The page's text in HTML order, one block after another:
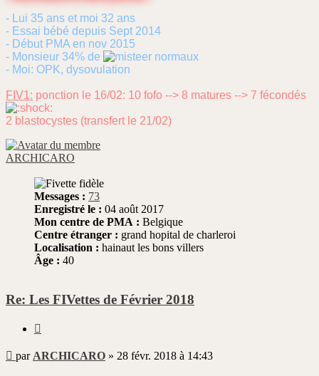
- Lui 35 ans et moi 32 ans
- Essai bébé depuis Sept 2014
- Début PMA en nov 2015
- Monsieur 34% de
normaux
- Moi: OPK, dysovulation
FIV1: ponction le 16/02: 10 fofo --> 8 matures --> 7 fécondés
2 blastocystes (transfert le 21/02)
ARCHICARO
Messages : 73
Enregistré le : 04 août 2017
Mon centre de PMA : Belgique
Centre étranger : grand hopital de charleroi
Localisation : hainaut les bons villers
Âge : 40
Re: Les FIVettes de Février 2018
Message
parARCHICARO » 28 févr. 2018 à 14:43